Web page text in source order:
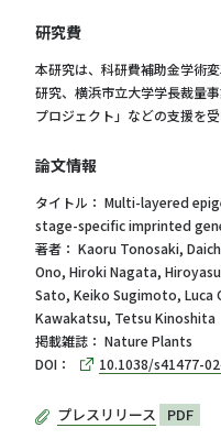
研究費
本研究は、科研費補助⾦学術
研究、横浜市立大学学⻑裁量
プロジェクト」などの⽀援を
論文情報
タイトル： Multi-layered
stage-specific imprinted
著者： Kaoru Tonosaki,
Ono, Hiroki Nagata,
Sato, Keiko Sugimoto, Luca
Kawakatsu, Tetsu Kinoshita
掲載雑誌： Nature Plants
DOI：
10.1038/s41477-
プレスリリース PDF